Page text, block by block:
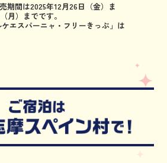
期間は2025年12月26日（金）ま
月）までです。
エスパーニャ・フリーきっぷ」は